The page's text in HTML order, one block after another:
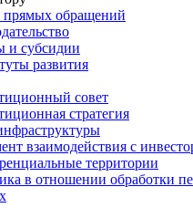
обращений
и субсидии
развития
совет
стратегия
взаимодействия с
территории
в отношении обработки